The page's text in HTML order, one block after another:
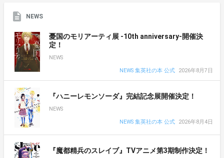
NEWS
憂国のモリアーティ展 -10th anniversary-開催決
定！
NEWS
NEWS 集英社の本 公式
2026年8月7日
『ハニーレモンソーダ』完結記念展開催決定！
NEWS
NEWS 集英社の本 公式
2026年8月4日
『魔都精兵のスレイブ』TVアニメ第3期制作決定！